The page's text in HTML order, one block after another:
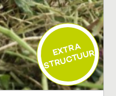
EXTRA
STRUCTUUR